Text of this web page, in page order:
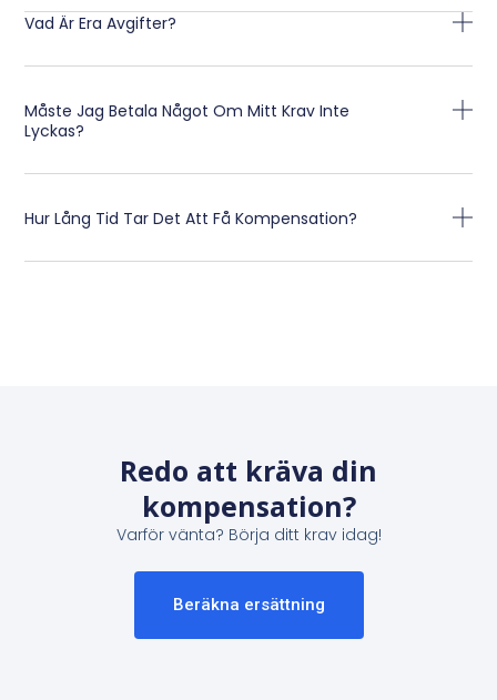
Vad Är Era Avgifter?
Måste Jag Betala Något Om Mitt Krav Inte
Lyckas?
Hur Lång Tid Tar Det Att Få Kompensation?
Redo att kräva din
kompensation?
Varför vänta? Börja ditt krav idag!
Beräkna ersättning